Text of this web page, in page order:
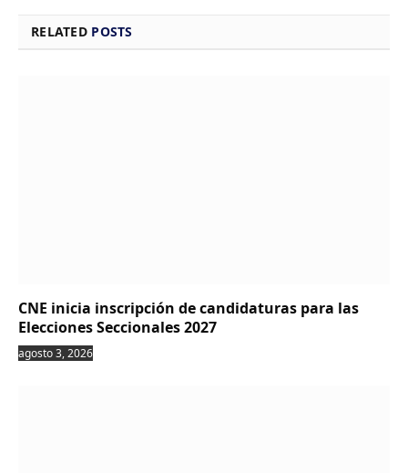
RELATED POSTS
CNE inicia inscripción de candidaturas para las
Elecciones Seccionales 2027
agosto 3, 2026